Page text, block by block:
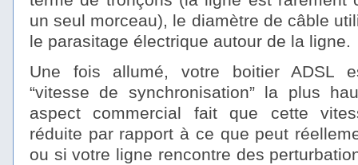
un seul morceau), le diamètre de câble
le parasitage électrique autour de la ligne.
Une fois allumé, votre boitier ADSL
“vitesse de synchronisation” la plus
aspect commercial fait que cette
réduite par rapport à ce que peut
ou si votre ligne rencontre des